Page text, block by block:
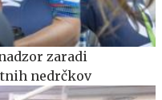
zaradi
nedrčkov